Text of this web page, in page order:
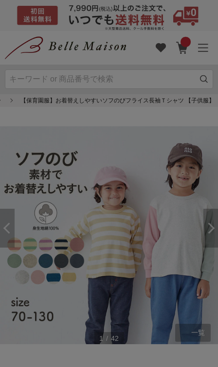
【保育園服】お着替えしやすいソフのびフライス長袖Ｔシャツ 【子供服】
1 / 42
一覧